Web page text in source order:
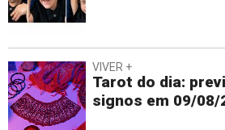
VIVER +
Tarot do dia:
signos em 09/08/